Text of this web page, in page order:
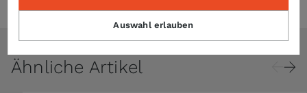
Ähnliche Artikel
Auswahl erlauben